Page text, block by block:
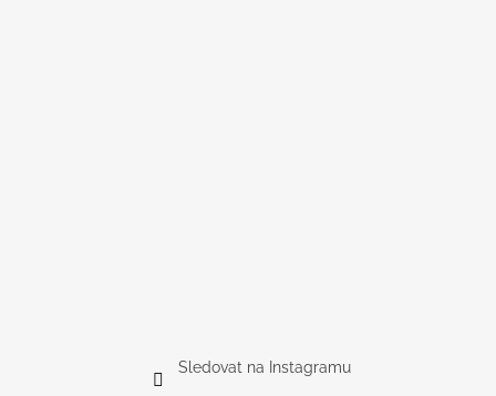
Sledovat na Instagramu